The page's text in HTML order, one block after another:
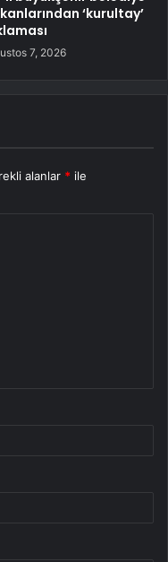
‘kurultay’
7, 2026
alanlar * ile